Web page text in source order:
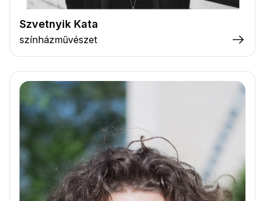
Szvetnyik Kata
színházművészet